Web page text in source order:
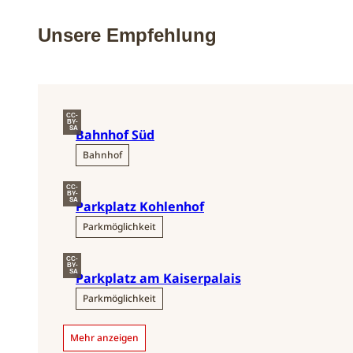
Unsere Empfehlung
CC-
BY-
SABahnhof Süd
Bahnhof
CC-
BY-
SAParkplatz Kohlenhof
Parkmöglichkeit
CC-
BY-
SAParkplatz am Kaiserpalais
Parkmöglichkeit
Mehr anzeigen